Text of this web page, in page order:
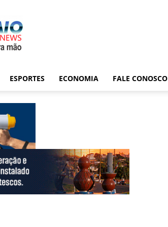
ESPORTES ECONOMIA FALE CONOSCO